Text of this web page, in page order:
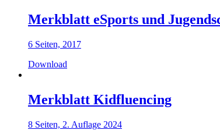
Merkblatt eSports und
6 Seiten, 2017
Download
Merkblatt Kidfluencing
8 Seiten, 2. Auflage 2024